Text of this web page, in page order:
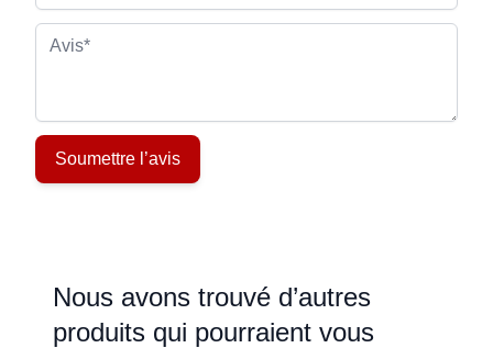
Avis
Soumettre l’avis
Nous avons trouvé d’autres
produits qui pourraient vous